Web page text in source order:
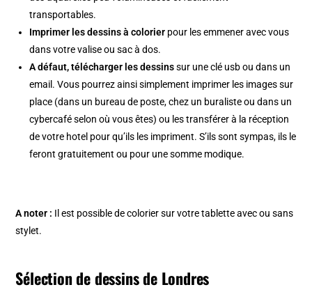
transportables.
Imprimer les dessins à colorier pour les emmener avec vous
dans votre valise ou sac à dos.
A défaut, télécharger les dessinssur une clé usb ou dans un
email. Vous pourrez ainsi simplement imprimer les images sur
place (dans un bureau de poste, chez un buraliste ou dans un
cybercafé selon où vous êtes) ou les transférer à la réception
de votre hotel pour qu’ils les impriment. S’ils sont sympas, ils le
feront gratuitement ou pour une somme modique.
A noter : Il est possible de colorier sur votre tablette avec ou sans
stylet.
Sélection de dessins de Londres